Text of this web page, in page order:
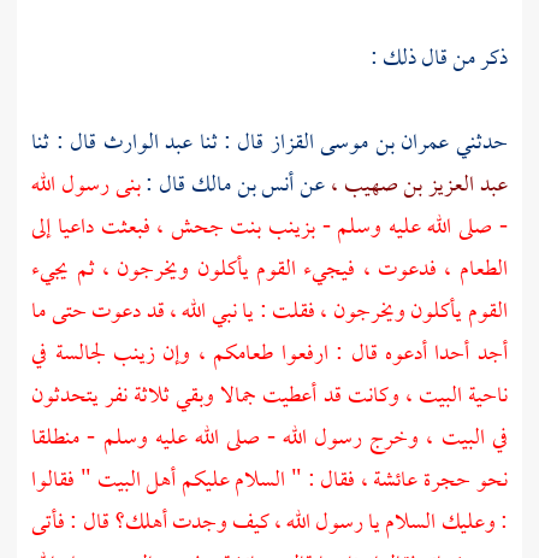
ذكر من قال ذلك :
حدثنيعمران بن موسى القزازقال : ثناعبد الوارث قال : ثنا
عبد العزيز بن صهيب ،عنأنس بن مالكقال :بنى رسول الله
- صلى الله عليه وسلم -بزينب بنت جحش ،فبعثت داعيا إلى
الطعام ، فدعوت ، فيجيء القوم يأكلون ويخرجون ، ثم يجيء
القوم يأكلون ويخرجون ، فقلت : يا نبي الله ، قد دعوت حتى ما
أجد أحدا أدعوه قال : ارفعوا طعامكم ، وإنزينب لجالسة في
ناحية البيت ، وكانت قد أعطيت جمالا وبقي ثلاثة نفر يتحدثون
في البيت ، وخرج رسول الله - صلى الله عليه وسلم - منطلقا
نحو حجرةعائشة ،فقال : " السلام عليكم أهل البيت " فقالوا
: وعليك السلام يا رسول الله ، كيف وجدت أهلك؟ قال : فأتى